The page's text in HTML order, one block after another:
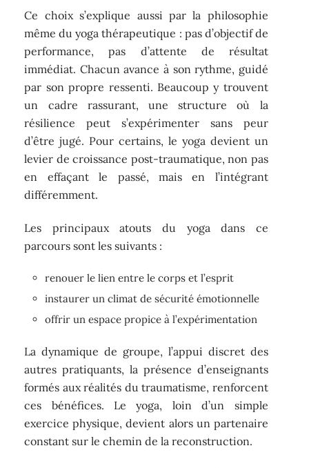
Ce choix s’explique aussi par la philosophie
même du yoga thérapeutique : pas d’objectif de
performance, pas d’attente de résultat
immédiat. Chacun avance à son rythme, guidé
par son propre ressenti. Beaucoup y trouvent
un cadre rassurant, une structure où la
résilience peut s’expérimenter sans peur
d’être jugé. Pour certains, le yoga devient un
levier de croissance post-traumatique, non pas
en effaçant le passé, mais en l’intégrant
différemment.
Les principaux atouts du yoga dans ce
parcours sont les suivants :
renouer le lien entre le corps et l’esprit
instaurer un climat de sécurité émotionnelle
offrir un espace propice à l’expérimentation
La dynamique de groupe, l’appui discret des
autres pratiquants, la présence d’enseignants
formés aux réalités du traumatisme, renforcent
ces bénéfices. Le yoga, loin d’un simple
exercice physique, devient alors un partenaire
constant sur le chemin de la reconstruction.